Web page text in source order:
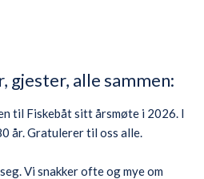
gjester, alle sammen:
til Fiskebåt sitt årsmøte i 2026. I
år. Gratulerer til oss alle.
Vi snakker ofte og mye om